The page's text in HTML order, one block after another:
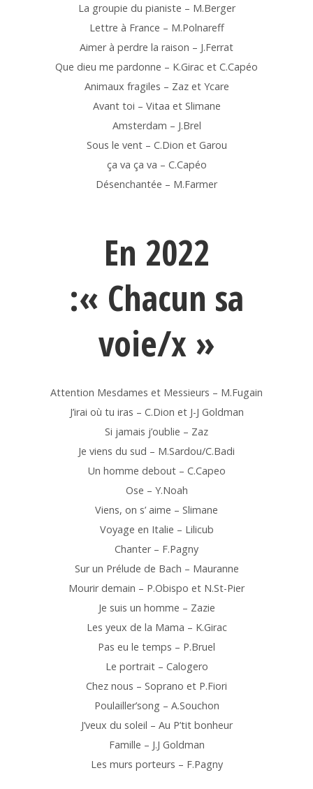
La groupie du pianiste – M.Berger
Lettre à France – M.Polnareff
Aimer à perdre la raison – J.Ferrat
Que dieu me pardonne – K.Girac et C.Capéo
Animaux fragiles – Zaz et Ycare
Avant toi – Vitaa et Slimane
Amsterdam – J.Brel
Sous le vent – C.Dion et Garou
ça va ça va – C.Capéo
Désenchantée – M.Farmer
En 2022
:« Chacun sa
voie/x »
Attention Mesdames et Messieurs – M.Fugain
J’irai où tu iras – C.Dion et J-J Goldman
Si jamais j’oublie – Zaz
Je viens du sud – M.Sardou/C.Badi
Un homme debout – C.Capeo
Ose – Y.Noah
Viens, on s’ aime – Slimane
Voyage en Italie – Lilicub
Chanter – F.Pagny
Sur un Prélude de Bach – Mauranne
Mourir demain – P.Obispo et N.St-Pier
Je suis un homme – Zazie
Les yeux de la Mama – K.Girac
Pas eu le temps – P.Bruel
Le portrait – Calogero
Chez nous – Soprano et P.Fiori
Poulailler’song – A.Souchon
J’veux du soleil – Au P’tit bonheur
Famille – J.J Goldman
Les murs porteurs – F.Pagny